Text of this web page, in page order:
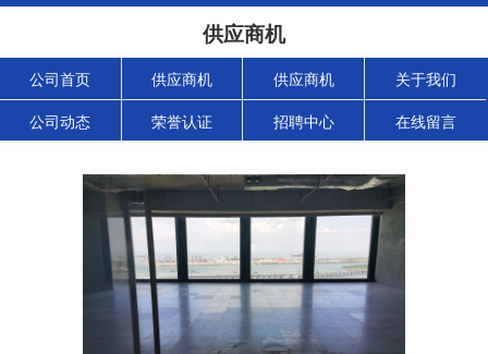
供应商机
公司首页 供应商机 供应商机 关于我们
公司动态 荣誉认证 招聘中心 在线留言